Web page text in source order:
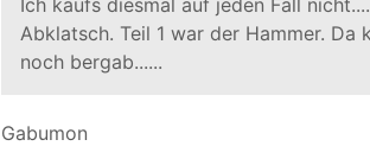
Ich kaufs diesmal auf jeden Fall
Abklatsch. Teil 1 war der Hammer. Da
noch bergab......
Gabumon